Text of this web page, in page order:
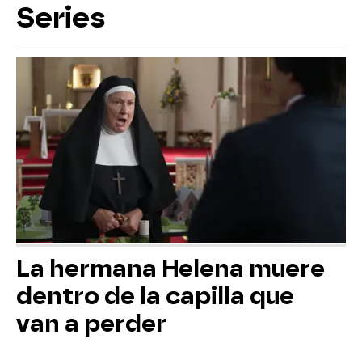
Series
La hermana Helena muere
dentro de la capilla que
van a perder